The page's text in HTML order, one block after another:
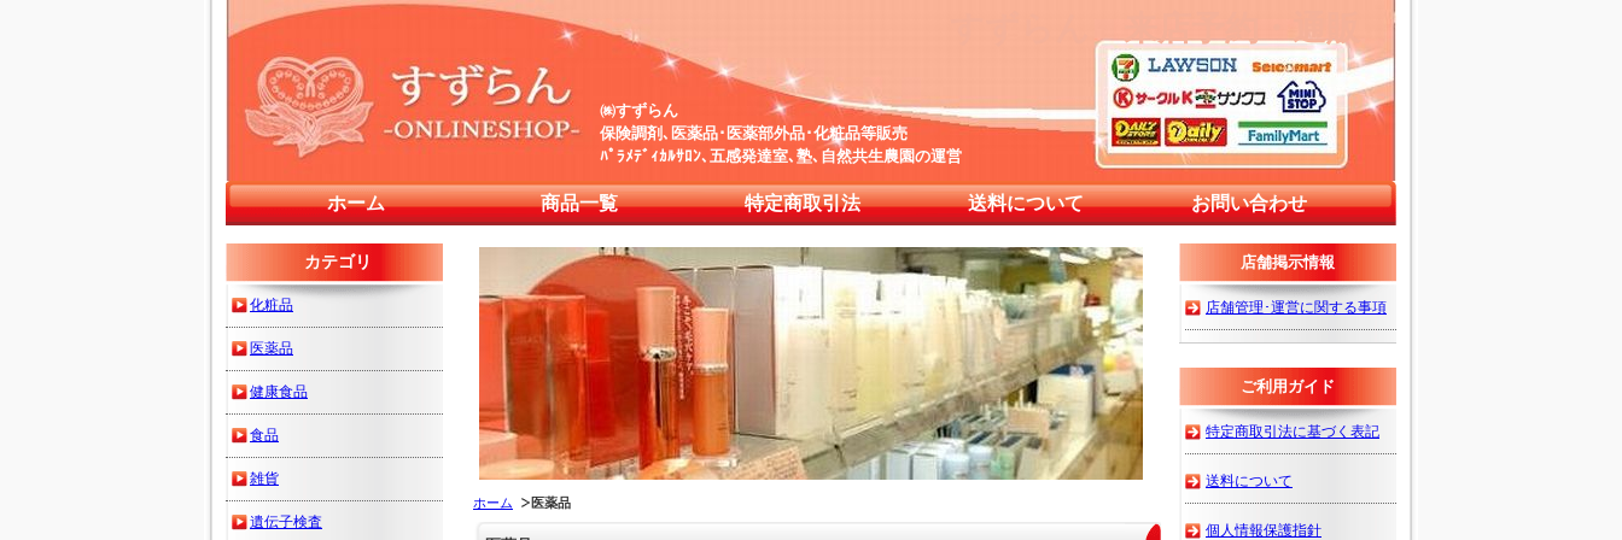
㈱すずらん
保険調剤､医薬品･医薬部外品･化粧品等販売
ﾊﾟﾗﾒﾃﾞｨｶﾙｻﾛﾝ､五感発達室､塾､自然共生農園の運営
ホーム 商品一覧 特定商取引法 送料について お問い合わせ
ホーム 医薬品
カテゴリ
化粧品
医薬品
健康食品
食品
雑貨
遺伝子検査
店舗掲示情報
店舗管理･運営に関する事項
ご利用ガイド
特定商取引法に基づく表記
送料について
個人情報保護指針